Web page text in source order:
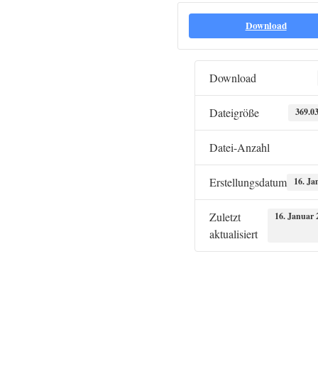
Download
Download
Dateigröße
Datei-Anzahl
Erstellungsdatum 16.
Zuletzt
aktualisiert
16. Januar